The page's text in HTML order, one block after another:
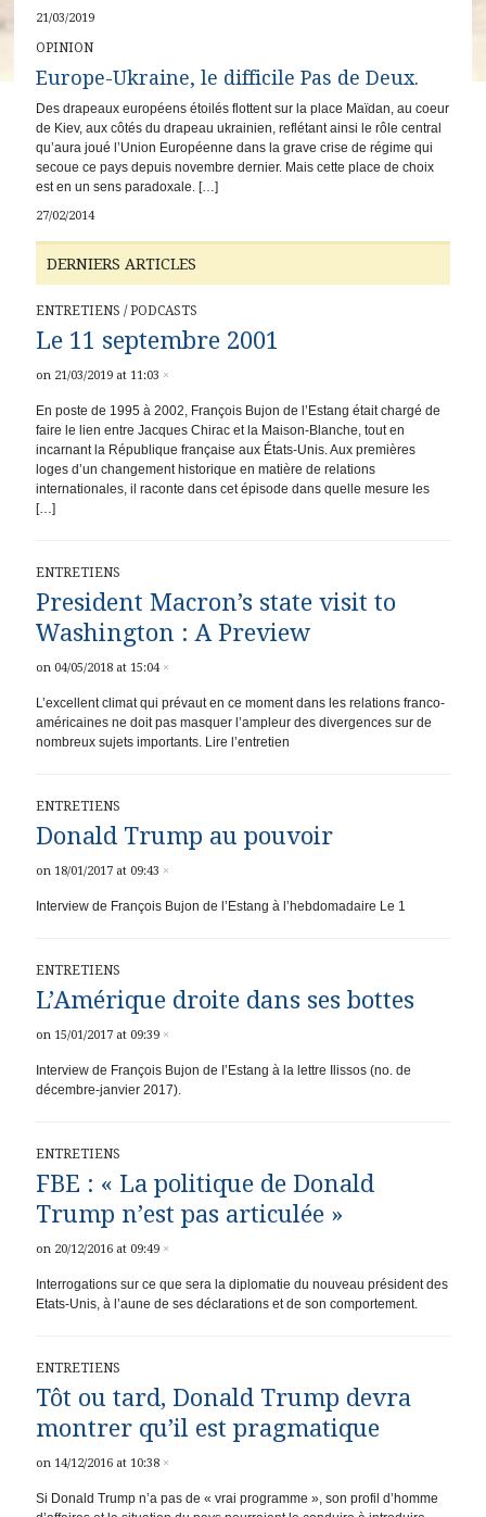
21/03/2019
OPINION
Europe-Ukraine, le difficile Pas de Deux.
Des drapeaux européens étoilés flottent sur la place Maïdan, au coeur
de Kiev, aux côtés du drapeau ukrainien, reflétant ainsi le rôle central
qu’aura joué l’Union Européenne dans la grave crise de régime qui
secoue ce pays depuis novembre dernier. Mais cette place de choix
est en un sens paradoxale. […]
27/02/2014
DERNIERS ARTICLES
ENTRETIENS /PODCASTS
Le 11 septembre 2001
on 21/03/2019 at 11:03 ×
En poste de 1995 à 2002, François Bujon de l’Estang était chargé de
faire le lien entre Jacques Chirac et la Maison-Blanche, tout en
incarnant la République française aux États-Unis. Aux premières
loges d’un changement historique en matière de relations
internationales, il raconte dans cet épisode dans quelle mesure les
[…]
ENTRETIENS
President Macron’s state visit to
Washington : A Preview
on 04/05/2018 at 15:04 ×
L’excellent climat qui prévaut en ce moment dans les relations franco-
américaines ne doit pas masquer l’ampleur des divergences sur de
nombreux sujets importants. Lire l’entretien
ENTRETIENS
Donald Trump au pouvoir
on 18/01/2017 at 09:43 ×
Interview de François Bujon de l’Estang à l’hebdomadaire Le 1
ENTRETIENS
L’Amérique droite dans ses bottes
on 15/01/2017 at 09:39 ×
Interview de François Bujon de I’Estang à la lettre Ilissos (no. de
décembre-janvier 2017).
ENTRETIENS
FBE : « La politique de Donald
Trump n’est pas articulée »
on 20/12/2016 at 09:49 ×
Interrogations sur ce que sera la diplomatie du nouveau président des
Etats-Unis, à l’aune de ses déclarations et de son comportement.
ENTRETIENS
Tôt ou tard, Donald Trump devra
montrer qu’il est pragmatique
on 14/12/2016 at 10:38 ×
Si Donald Trump n’a pas de « vrai programme », son profil d’homme